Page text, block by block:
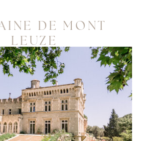
DE MONT
LEUZE